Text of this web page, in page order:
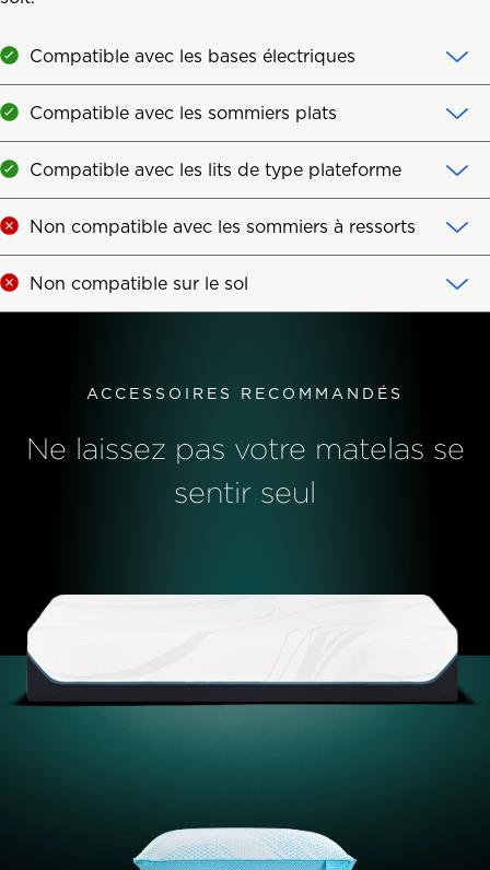
Compatible avec les bases électriques
Compatible avec les sommiers plats
Compatible avec les lits de type plateforme
Non compatible avec les sommiers à ressorts
Non compatible sur le sol
ACCESSOIRES RECOMMANDÉS
Ne laissez pas votre matelas se
sentir seul